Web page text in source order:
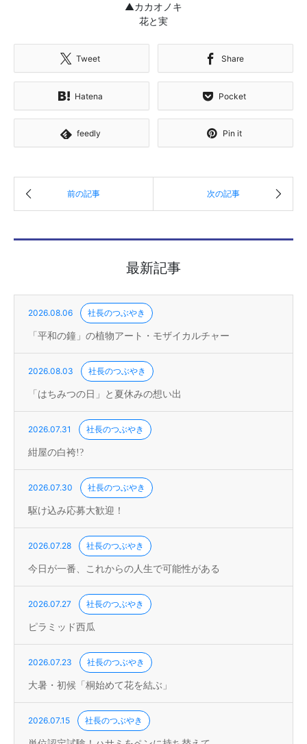
▲カカオノキ
花と実
Tweet Share
Hatena Pocket
feedly Pin it
最新記事
2026.08.06 社長のつぶやき
「平和の鐘」の植物アート・モザイカルチャー
2026.08.03 社長のつぶやき
「はちみつの日」と夏休みの想い出
2026.07.31 社長のつぶやき
紺屋の白袴!?
2026.07.30 社長のつぶやき
駆け込み応募大歓迎！
2026.07.28 社長のつぶやき
今日が一番、これからの人生で可能性がある
2026.07.27 社長のつぶやき
ピラミッド西瓜
2026.07.23 社長のつぶやき
大暑・初候「桐始めて花を結ぶ」
2026.07.15 社長のつぶやき